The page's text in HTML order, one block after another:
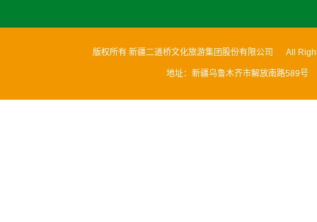
版权所有 新疆二道桥文化旅游集团股份有限公司 All
地址：新疆乌鲁木齐市解放南路589号